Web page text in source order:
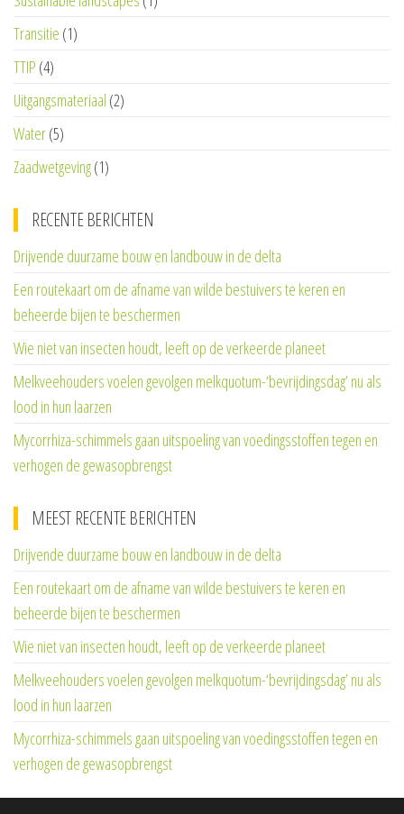
Transitie (1)
TTIP (4)
Uitgangsmateriaal (2)
Water(5)
Zaadwetgeving(1)
RECENTE BERICHTEN
Drijvende duurzame bouw en landbouw in de delta
Een routekaart om de afname van wilde bestuivers te keren en
beheerde bijen te beschermen
Wie niet van insecten houdt, leeft op de verkeerde planeet
Melkveehouders voelen gevolgen melkquotum-‘bevrijdingsdag’ nu als
lood in hun laarzen
Mycorrhiza-schimmels gaan uitspoeling van voedingsstoffen tegen en
verhogen de gewasopbrengst
MEEST RECENTE BERICHTEN
Drijvende duurzame bouw en landbouw in de delta
Een routekaart om de afname van wilde bestuivers te keren en
beheerde bijen te beschermen
Wie niet van insecten houdt, leeft op de verkeerde planeet
Melkveehouders voelen gevolgen melkquotum-‘bevrijdingsdag’ nu als
lood in hun laarzen
Mycorrhiza-schimmels gaan uitspoeling van voedingsstoffen tegen en
verhogen de gewasopbrengst